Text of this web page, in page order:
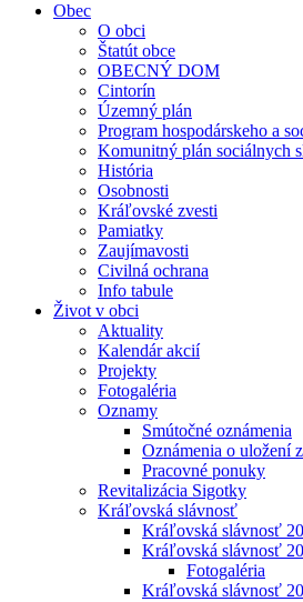
Obec
O obci
Štatút obce
OBECNÝ DOM
Cintorín
Územný plán
Program hospodárskeho a
Komunitný plán sociálnych
História
Osobnosti
Kráľovské zvesti
Pamiatky
Zaujímavosti
Civilná ochrana
Info tabule
Život v obci
Aktuality
Kalendár akcií
Projekty
Fotogaléria
Oznamy
Smútočné oznámenia
Oznámenia o uložení
Pracovné ponuky
Revitalizácia Sigotky
Kráľovská slávnosť
Kráľovská slávnosť
Kráľovská slávnosť
Fotogaléria
Kráľovská slávnosť